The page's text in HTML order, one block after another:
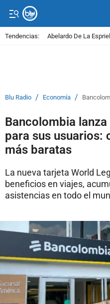
Tendencias: Abelardo De La
Blu Radio / Economía /
Bancolombia
para sus usuarios:
más baratas
La nueva tarjeta World
beneficios en viajes,
asistencias en todo el